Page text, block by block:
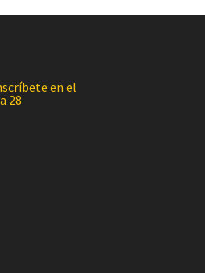
en el
28